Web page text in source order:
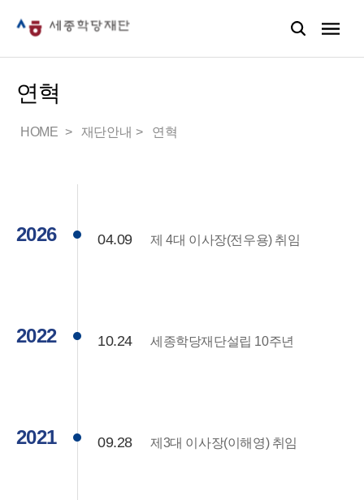
연혁
HOME 재단안내 연혁
2026 04.09 제 4대 이사장(전우용) 취임
2022 10.24 세종학당재단설립 10주년
2021 09.28 제3대 이사장(이해영) 취임